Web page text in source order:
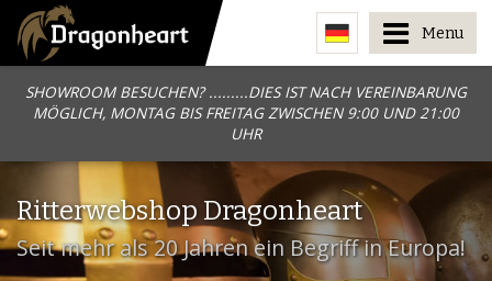
SHOWROOM BESUCHEN? .........DIES IST NACH VEREINBARUNG
MÖGLICH, MONTAG BIS FREITAG ZWISCHEN 9:00 UND 21:00
UHR
Menu
Ritterwebshop Dragonheart
Seit mehr als 20 Jahren ein Begriff in Europa!